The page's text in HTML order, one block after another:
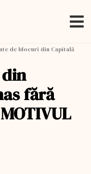
de blocuri din Capitală
fără